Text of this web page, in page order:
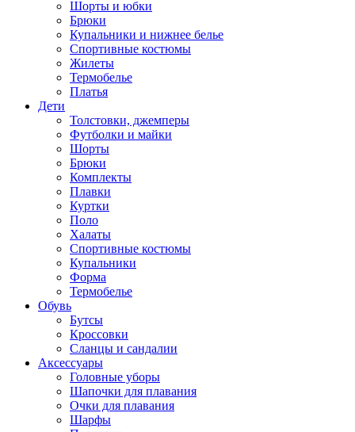
Шорты и юбки
Брюки
Купальники и нижнее белье
Спортивные костюмы
Жилеты
Термобелье
Платья
Дети
Толстовки, джемперы
Футболки и майки
Шорты
Брюки
Комплекты
Плавки
Куртки
Поло
Халаты
Спортивные костюмы
Купальники
Форма
Термобелье
Обувь
Бутсы
Кроссовки
Сланцы и сандалии
Аксессуары
Головные уборы
Шапочки для плавания
Очки для плавания
Шарфы